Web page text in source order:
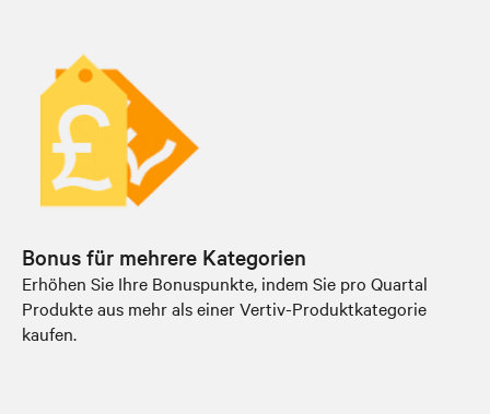
Bonus für mehrere Kategorien
Erhöhen Sie Ihre Bonuspunkte, indem Sie pro Quartal
Produkte aus mehr als einer Vertiv-Produktkategorie
kaufen.